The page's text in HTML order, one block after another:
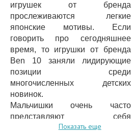
игрушек от бренда
прослеживаются легкие
японские мотивы. Если
говорить про сегодняшнее
время, то игрушки от бренда
Ben 10 заняли лидирующие
позиции среди
многочисленных детских
новинок.
Мальчишки очень часто
представляют себя
настоящими космическими
Показать еще